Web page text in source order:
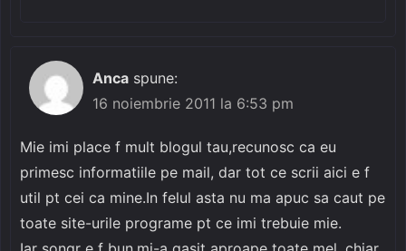
Anca spune:
16 noiembrie 2011 la 6:53 pm
Mie imi place f mult blogul tau,recunosc ca eu
primesc informatiile pe mail, dar tot ce scrii aici e f
util pt cei ca mine.In felul asta nu ma apuc sa caut pe
toate site-urile programe pt ce imi trebuie mie.